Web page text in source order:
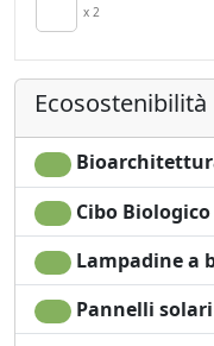
Riscaldamento
Culla
Asciugacapelli
Stendibiancheria
Asciugamani
x 2
Ecosostenibilità
Cibo Biologico
Lampadine a
Pannelli solari